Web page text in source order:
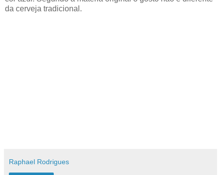
da cerveja tradicional.
Raphael Rodrigues